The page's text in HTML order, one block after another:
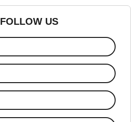
FOLLOW US